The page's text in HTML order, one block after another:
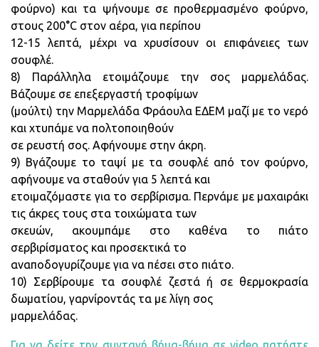
φούρνο) και τα ψήνουμε σε προθερμασμένο φούρνο,
στους 200°C στον αέρα, για περίπου
12-15 λεπτά, μέχρι να χρυσίσουν οι επιφάνειες των
σουφλέ.
8) Παράλληλα ετοιμάζουμε την σος μαρμελάδας.
Βάζουμε σε επεξεργαστή τροφίμων
(μούλτι) την Μαρμελάδα Φράουλα ΕΔΕΜ μαζί με το νερό
και χτυπάμε να πολτοποιηθούν
σε ρευστή σος. Αφήνουμε στην άκρη.
9) Βγάζουμε το ταψί με τα σουφλέ από τον φούρνο,
αφήνουμε να σταθούν για 5 λεπτά και
ετοιμαζόμαστε για το σερβίρισμα. Περνάμε με μαχαιράκι
τις άκρες τους στα τοιχώματα των
σκευών, ακουμπάμε στο καθένα το πιάτο
σερβιρίσματος και προσεκτικά το
αναποδογυρίζουμε για να πέσει στο πιάτο.
10) Σερβίρουμε τα σουφλέ ζεστά ή σε θερμοκρασία
δωματίου, γαρνίροντάς τα με λίγη σος
μαρμελάδας.